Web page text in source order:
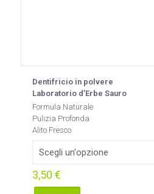
Dentifricio in polvere
Laboratorio d’Erbe Sauro
Formula Naturale
Pulizia Profonda
Alito Fresco
3,50 €